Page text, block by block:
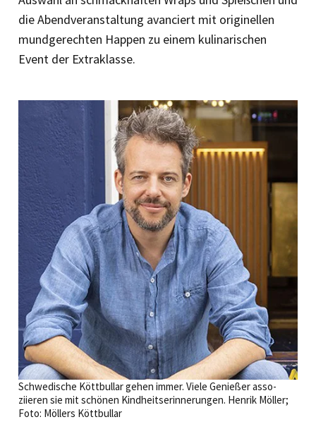
die Abendveranstaltung avanciert mit origi­nellen
mundgerechten Happen zu einem kulinarischen
Event der Extraklasse.
Schwedische Köttbullar gehen immer. Viele Genießer asso­
ziieren sie mit schönen Kind­heits­erinne­rungen. Henrik Möller;
Foto: Möllers Köttbullar